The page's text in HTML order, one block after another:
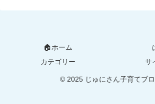
🏠ホーム
カテゴリー
サ
© 2025 じゅにさん子育てブロ